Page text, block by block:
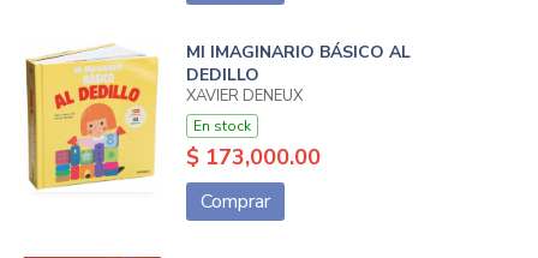
MI IMAGINARIO BÁSICO AL
DEDILLO
XAVIER DENEUX
En stock
$ 173,000.00
Comprar